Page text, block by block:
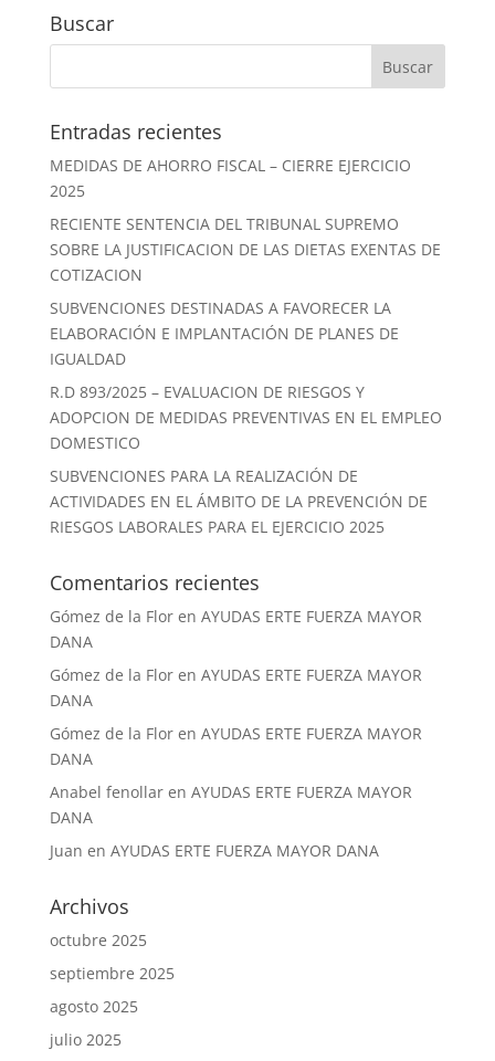
Buscar
Entradas recientes
MEDIDAS DE AHORRO FISCAL – CIERRE EJERCICIO
2025
RECIENTE SENTENCIA DEL TRIBUNAL SUPREMO
SOBRE LA JUSTIFICACION DE LAS DIETAS EXENTAS DE
COTIZACION
SUBVENCIONES DESTINADAS A FAVORECER LA
ELABORACIÓN E IMPLANTACIÓN DE PLANES DE
IGUALDAD
R.D 893/2025 – EVALUACION DE RIESGOS Y
ADOPCION DE MEDIDAS PREVENTIVAS EN EL EMPLEO
DOMESTICO
SUBVENCIONES PARA LA REALIZACIÓN DE
ACTIVIDADES EN EL ÁMBITO DE LA PREVENCIÓN DE
RIESGOS LABORALES PARA EL EJERCICIO 2025
Comentarios recientes
Gómez de la Floren AYUDAS ERTE FUERZA MAYOR
DANA
Gómez de la Floren AYUDAS ERTE FUERZA MAYOR
DANA
Gómez de la Floren AYUDAS ERTE FUERZA MAYOR
DANA
Anabel fenollaren AYUDAS ERTE FUERZA MAYOR
DANA
Juan en AYUDAS ERTE FUERZA MAYOR DANA
Archivos
octubre 2025
septiembre 2025
agosto 2025
julio 2025